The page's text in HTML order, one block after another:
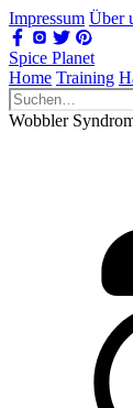
Impressum Über
Spice Planet
Home Training
Wobbler